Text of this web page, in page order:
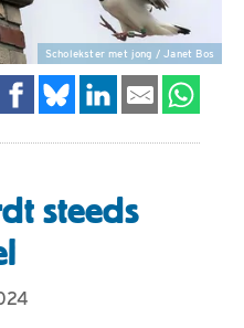
Scholekster met jong / Janet Bos
steeds